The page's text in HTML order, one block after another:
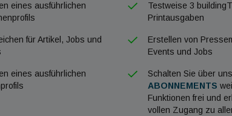
keine Prognose abzugeben. Ziel ist es, im
eines ausführlichen
Testweise 3
Printausgaben
für Artikel, Jobs und
Erstellen von
Events und Jobs
eines ausführlichen
Schalten Sie über
ABONNEMENTS
Funktionen frei und
vollen Zugang zu